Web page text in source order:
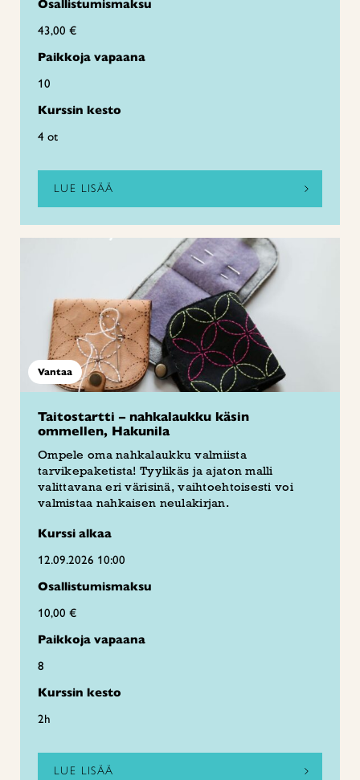
Osallistumismaksu
43,00 €
Paikkoja vapaana
10
Kurssin kesto
4 ot
LUE LISÄÄ
Vantaa
Taitostartti – nahkalaukku käsin
ommellen, Hakunila
Ompele oma nahkalaukku valmiista
tarvikepaketista! Tyylikäs ja ajaton malli
valittavana eri värisinä, vaihtoehtoisesti voi
valmistaa nahkaisen neulakirjan.
Kurssi alkaa
12.09.2026 10:00
Osallistumismaksu
10,00 €
Paikkoja vapaana
8
Kurssin kesto
2h
LUE LISÄÄ